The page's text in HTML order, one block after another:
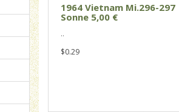
1964 Vietnam Mi.296-297
Sonne 5,00 €
..
$0.29